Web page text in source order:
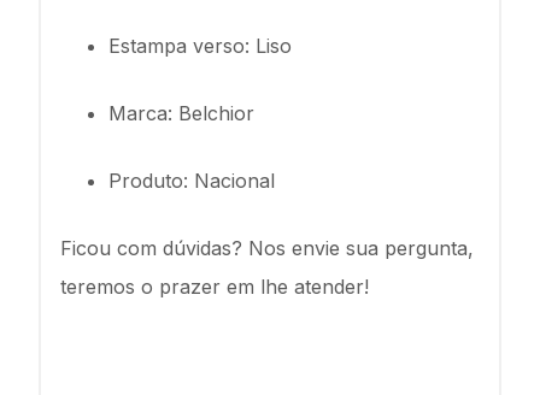
Estampa verso: Liso
Marca: Belchior
Produto: Nacional
Ficou com dúvidas? Nos envie sua pergunta,
teremos o prazer em lhe atender!